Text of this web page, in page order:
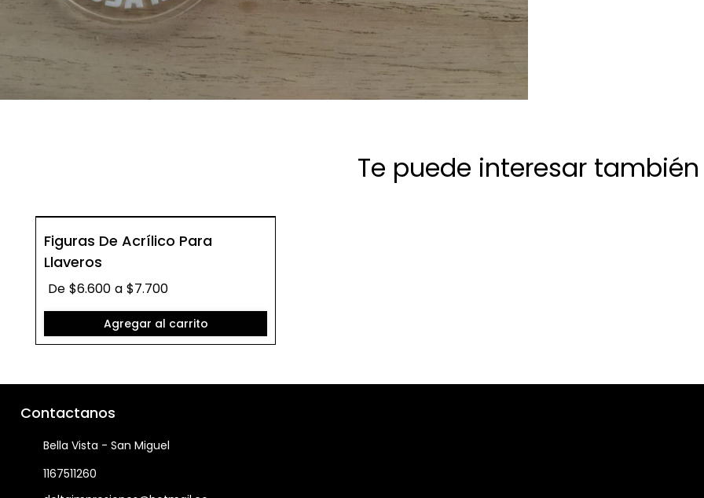
Te puede interesar también
Figuras De Acrílico Para
Llaveros
De $6.600 a $7.700
Agregar al carrito
Contactanos
Bella Vista - San Miguel
1167511260